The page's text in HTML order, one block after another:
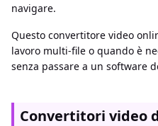
navigare.
Questo convertitore video
lavoro multi-file o quando è
senza passare a un software
Convertitori video